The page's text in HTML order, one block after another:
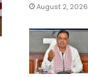
August 2, 2026